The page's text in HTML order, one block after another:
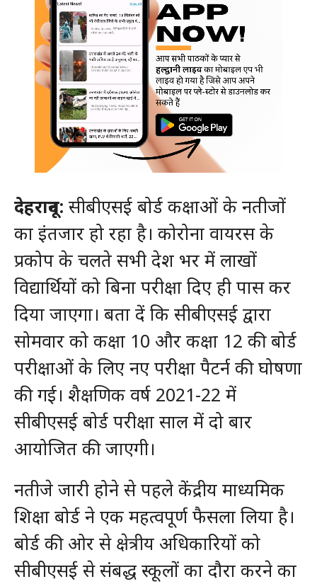
देहरादून: सीबीएसई बोर्ड कक्षाओं के नतीजों
का इंतजार हो रहा है। कोरोना वायरस के
प्रकोप के चलते सभी देश भर में लाखों
विद्यार्थियों को बिना परीक्षा दिए ही पास कर
दिया जाएगा। बता दें कि सीबीएसई द्वारा
सोमवार को कक्षा 10 और कक्षा 12 की बोर्ड
परीक्षाओं के लिए नए परीक्षा पैटर्न की घोषणा
की गई। शैक्षणिक वर्ष 2021-22 में
सीबीएसई बोर्ड परीक्षा साल में दो बार
आयोजित की जाएगी।
नतीजे जारी होने से पहले केंद्रीय माध्यमिक
शिक्षा बोर्ड ने एक महत्वपूर्ण फैसला लिया है।
बोर्ड की ओर से क्षेत्रीय अधिकारियों को
सीबीएसई से संबद्ध स्कूलों का दौरा करने का